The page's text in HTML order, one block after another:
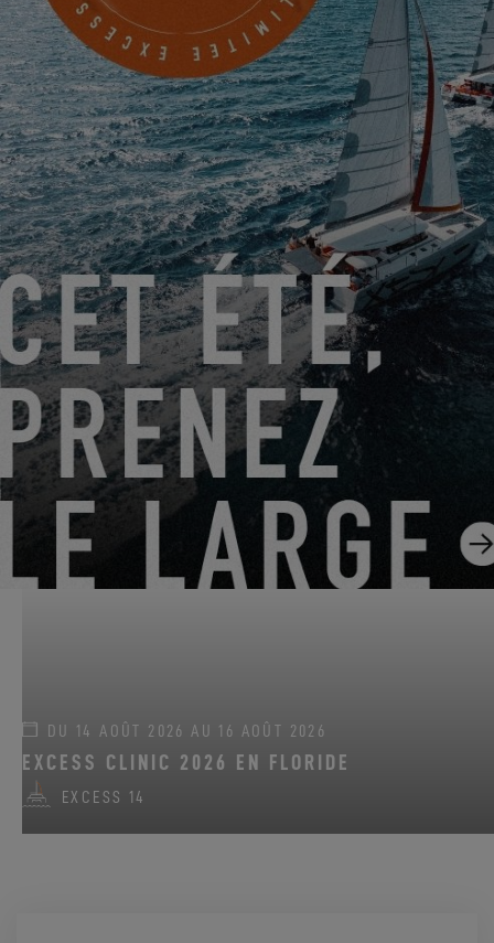
Denison Yachting - San Diego
2353 Shelter Island Drive
San Diego, États-Unis
PRENDRE RENDEZ-VOUS
DU 22 JUIN 2026 AU 31 AOÛT 2026
GO SAILING AVEC EXCESS CET ÉTÉ !
EXCESS 13 EXCESS 14
DU 14 AOÛT 2026 AU 16 AOÛT 2026
EXCESS CLINIC 2026 EN FLORIDE
EXCESS 14